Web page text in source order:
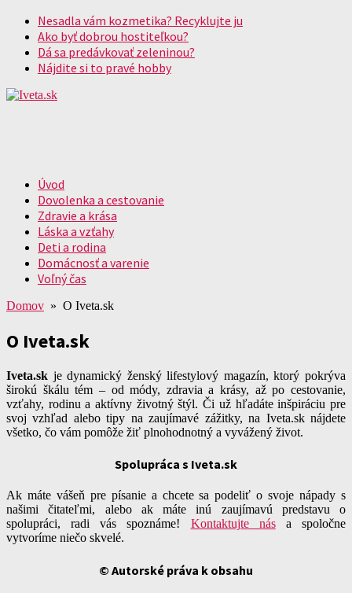
Nesadla vám kozmetika? Recyklujte ju
Ako byť dobrou hostiteľkou?
Dá sa predávkovať zeleninou?
Nájdite si to pravé hobby
Úvod
Dovolenka a cestovanie
Zdravie a krása
Láska a vzťahy
Deti a rodina
Domácnosť a varenie
Voľný čas
Domov » O Iveta.sk
O Iveta.sk
Iveta.sk je dynamický ženský lifestylový magazín, ktorý pokrýva
širokú škálu tém – od módy, zdravia a krásy, až po cestovanie,
vzťahy, rodinu a aktívny životný štýl. Či už hľadáte inšpiráciu pre
svoj vzhľad alebo tipy na zaujímavé zážitky, na Iveta.sk nájdete
všetko, čo vám pomôže žiť plnohodnotný a vyvážený život.
Spolupráca s Iveta.sk
Ak máte vášeň pre písanie a chcete sa podeliť o svoje nápady s
našimi čitateľmi, alebo ak máte inú zaujímavú predstavu o
spolupráci, radi vás spoznáme! Kontaktujte nása spoločne
vytvoríme niečo skvelé.
© Autorské práva k obsahu